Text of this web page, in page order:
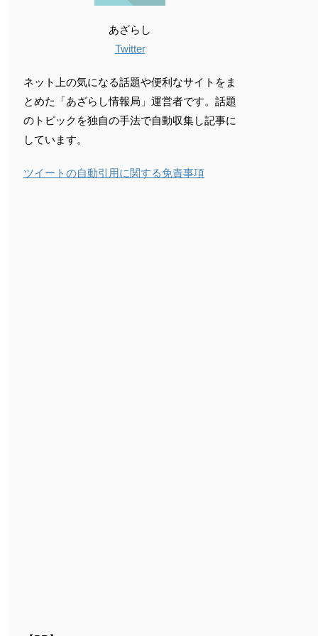
あざらし
Twitter
ネット上の気になる話題や便利なサイトをま
とめた「あざらし情報局」運営者です。話題
のトピックを独自の手法で自動収集し記事に
しています。
ツイートの自動引用に関する免責事項